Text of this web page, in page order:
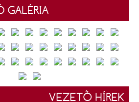
GALÉRIA
VEZETŐ HÍREK